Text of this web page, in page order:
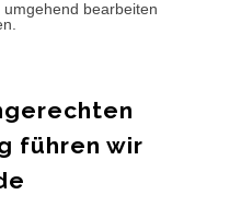
bearbeiten
führen wir